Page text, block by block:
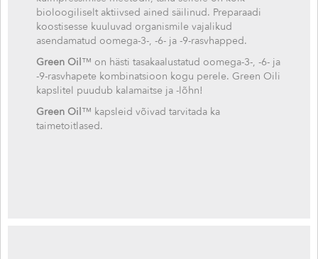
bioloogiliselt aktiivsed ained säilinud. Preparaadi
koostisesse kuuluvad organismile vajalikud
asendamatud oomega-3-, -6- ja -9-rasvhapped.
Green Oil™ on hästi tasakaalustatud oomega-3-, -6- ja
-9-rasvhapete kombinatsioon kogu perele. Green Oili
kapslitel puudub kalamaitse ja -lõhn!
Green Oil™ kapsleid võivad tarvitada ka
taimetoitlased.